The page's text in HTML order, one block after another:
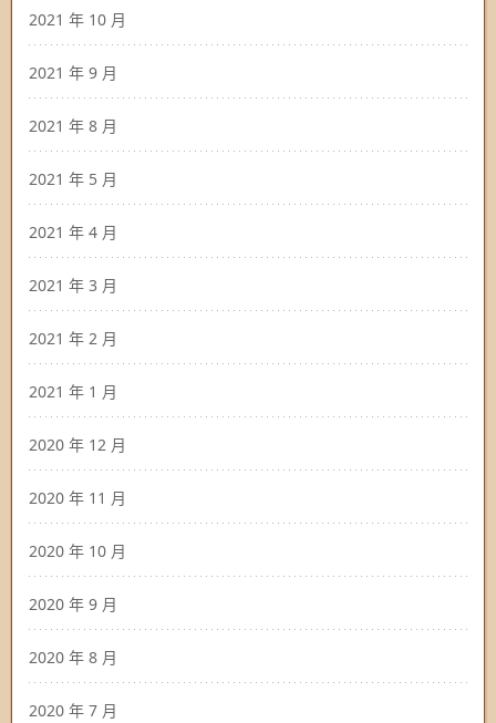
2021 年 10 月
2021 年 9 月
2021 年 8 月
2021 年 5 月
2021 年 4 月
2021 年 3 月
2021 年 2 月
2021 年 1 月
2020 年 12 月
2020 年 11 月
2020 年 10 月
2020 年 9 月
2020 年 8 月
2020 年 7 月